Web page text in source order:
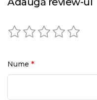
Nume *